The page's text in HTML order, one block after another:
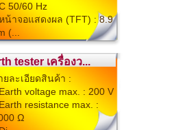
50/60 Hz
น้าจอแสดงผล (TFT) : 8.9
(...
tester เครื่องว...
ยละเอียดสินค้า :
voltage max. : 200 V
resistance max. :
Ω